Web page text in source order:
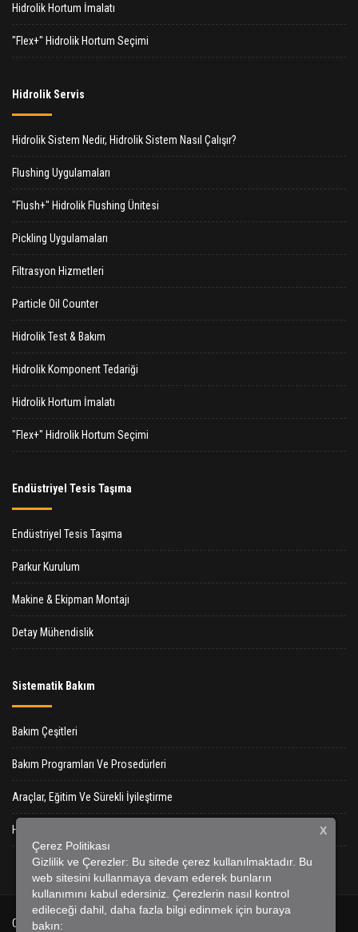
Hidrolik Hortum İmalatı
"Flex+" Hidrolik Hortum Seçimi
Hidrolik Servis
Hidrolik Sistem Nedir, Hidrolik Sistem Nasıl Çalışır?
Flushing Uygulamaları
"Flush+" Hidrolik Flushing Ünitesi
Pickling Uygulamaları
Filtrasyon Hizmetleri
Particle Oil Counter
Hidrolik Test & Bakım
Hidrolik Komponent Tedariği
Hidrolik Hortum İmalatı
"Flex+" Hidrolik Hortum Seçimi
Endüstriyel Tesis Taşıma
Endüstriyel Tesis Taşıma
Parkur Kurulum
Makine & Ekipman Montajı
Detay Mühendislik
Sistematik Bakım
Bakım Çeşitleri
Bakım Programları Ve Prosedürleri
Araçlar, Eğitim Ve Sürekli İyileştirme
Hidrolik Sistemlerde Periyodik Bakım Ve Önemi
Copyright © 2026 HKSM |
Çerez Politikası
Gizlilik ve Çerezler: Bu sitede çerez kullanılmaktadır. Bu
web sitesini kullanmaya devam ederek bunların
kullanımını kabul edersiniz. Çerezlerin nasıl kontrol
edileceği dahil, daha fazla bilgi edinmek için buraya
bakın:
X